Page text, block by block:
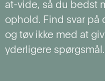
at-vide, så du bedst
ophold. Find svar på
og tøv ikke med at
yderligere spørgsmål.